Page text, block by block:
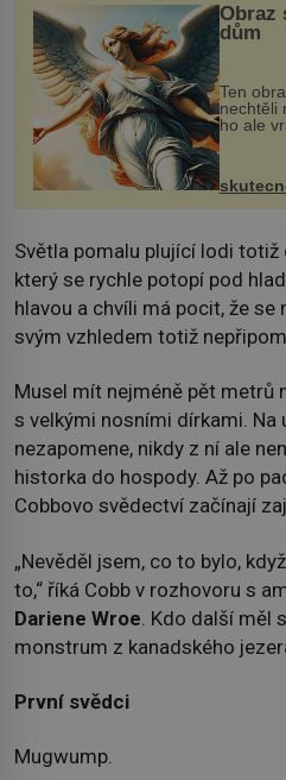
Obraz
dům
Ten
nechtěli
ho ale
Čech,
Světla pomalu plující lodi
který se rychle potopí pod
hlavou a chvíli má pocit, že
svým vzhledem totiž
Musel mít nejméně pět metrů
s velkými nosními dírkami.
nezapomene, nikdy z ní ale
historka do hospody. Až po
Cobbovo svědectví začínají
„Nevěděl jsem, co to bylo,
to,“ říká Cobb v rozhovoru s
Dariene Wroe . Kdo další měl
monstrum z kanadského
První svědci
Mugwump.